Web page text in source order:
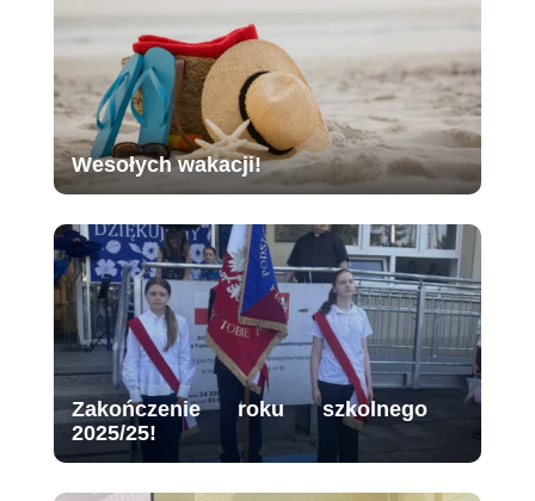
Wesołych wakacji!
Zakończenie roku szkolnego
2025/25!